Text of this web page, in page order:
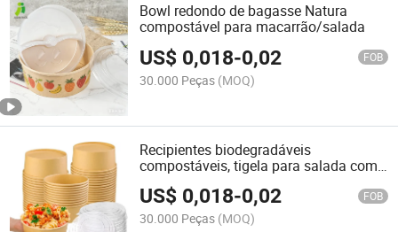
Bowl redondo de bagasse Natura
compostável para macarrão/salada
US$ 0,018-0,02 FOB
30.000 Peças (MOQ)
Recipientes biodegradáveis
compostáveis, tigela para salada com
tampa
US$ 0,018-0,02 FOB
30.000 Peças (MOQ)